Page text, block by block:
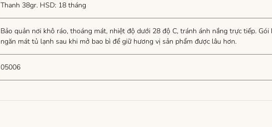
Thanh 38gr. HSD: 18 tháng
Bảo quản nơi khô ráo, thoáng mát, nhiệt độ dưới 28 độ C, tránh ánh nắng trực tiếp.
ngăn mát tủ lạnh sau khi mở bao bì để giữ hương vị sản phẩm được lâu hơn.
05006